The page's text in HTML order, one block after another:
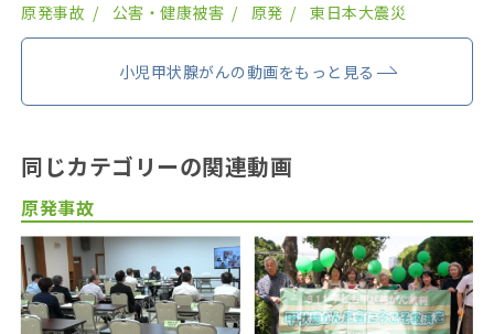
原発事故
公害・健康被害 原発 東日本大震災
小児甲状腺がんの動画をもっと見る
同じカテゴリーの関連動画
原発事故